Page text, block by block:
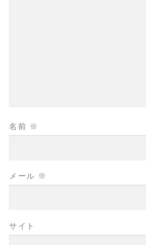
名前 ※
メール ※
サイト